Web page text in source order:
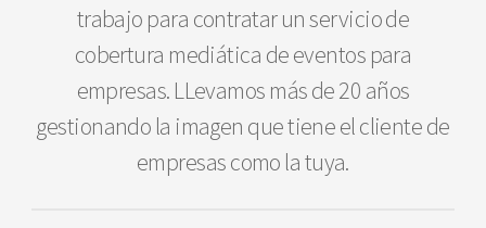
trabajo para contratar un servicio de
cobertura mediática de eventos para
empresas. LLevamos más de 20 años
gestionando la imagen que tiene el cliente de
empresas como la tuya.